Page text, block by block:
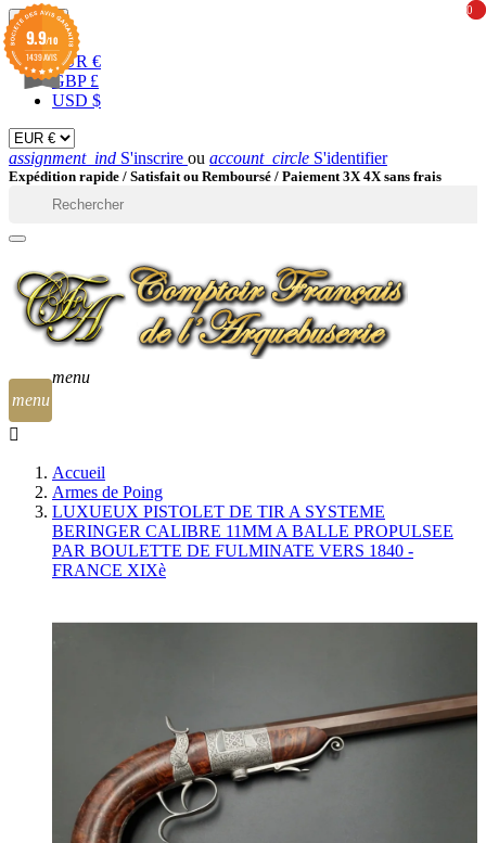
EUR 
EUR €
GBP £
USD $
assignment_ind S'inscrire ou account_circle S'identifier
Expédition rapide / Satisfait ou Remboursé / Paiement 3X 4X sans frais
menu
0
0
menu
Accueil
Armes de Poing
LUXUEUX PISTOLET DE TIR A SYSTEME
BERINGER CALIBRE 11MM A BALLE PROPULSEE
PAR BOULETTE DE FULMINATE VERS 1840 -
FRANCE XIXè
9.9/10
1439 AVIS